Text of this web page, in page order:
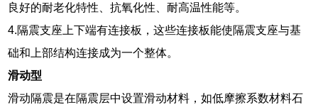
良好的耐老化特性、抗氧化性、耐高温性能等。
4.隔震支座上下端有连接板，这些连接板能使隔震支座与基
础和上部结构连接成为一个整体。
滑动型
滑动隔震是在隔震层中设置滑动材料，如低摩擦系数材料石